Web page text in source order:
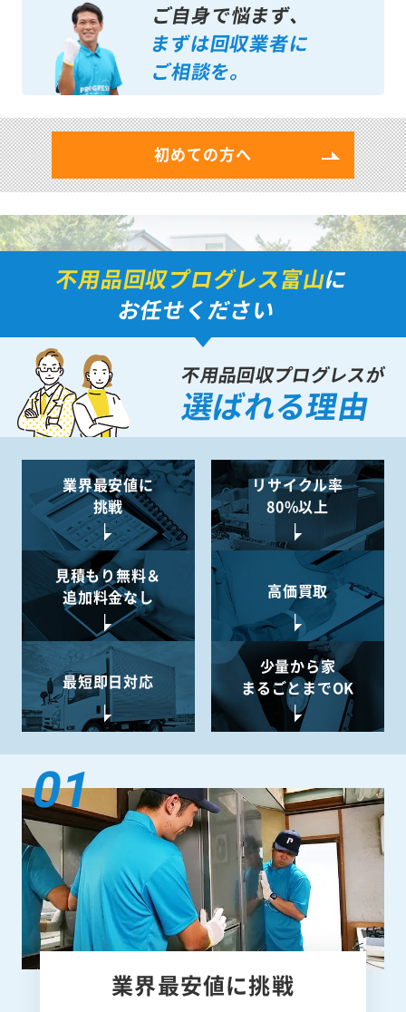
ご自身で悩まず、
まずは回収業者に
ご相談を。
初めての方へ
不用品回収プログレス富山に
お任せください
不用品回収プログレスが
選ばれる理由
業界最安値に
挑戦
リサイクル率
80%以上
見積もり無料＆
追加料金なし
高価買取
最短即日対応
少量から家
まるごとまでOK
業界最安値に挑戦